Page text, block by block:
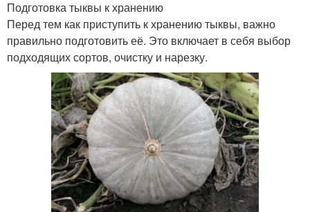
Подготовка тыквы к хранению
Перед тем как приступить к хранению тыквы, важно
правильно подготовить её. Это включает в себя выбор
подходящих сортов, очистку и нарезку.